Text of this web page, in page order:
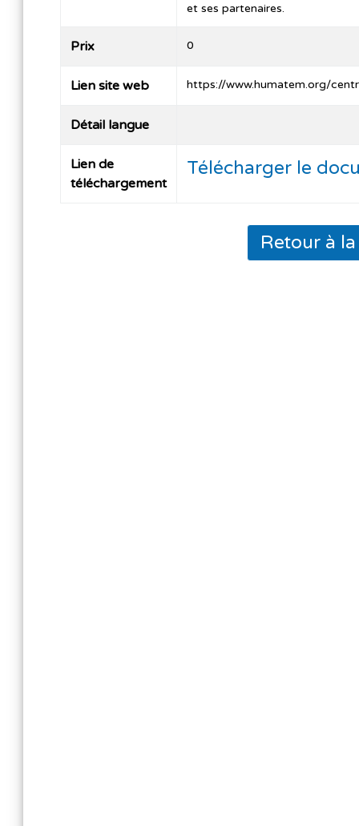
et ses partenaires.
Prix 0
Lien site web https://www.humatem.org/
Détail langue
Lien de
téléchargement
Télécharger le
Retour à